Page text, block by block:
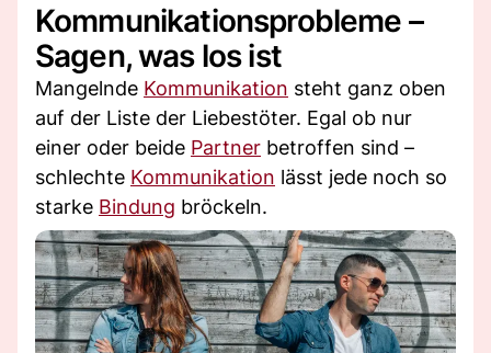
Kommunikationsprobleme –
Sagen, was los ist
Mangelnde Kommunikation steht ganz oben
auf der Liste der Liebestöter. Egal ob nur
einer oder beide Partner betroffen sind –
schlechte Kommunikation lässt jede noch so
starke Bindung bröckeln.